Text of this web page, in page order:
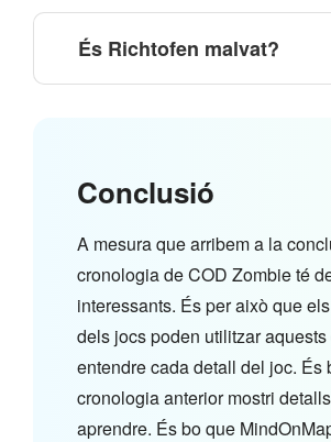
És Richtofen malvat?
Conclusió
A mesura que arribem a la
cronologia de COD Zombie té
interessants. És per això que
dels jocs poden utilitzar
entendre cada detall del joc. És
cronologia anterior mostri
aprendre. És bo que